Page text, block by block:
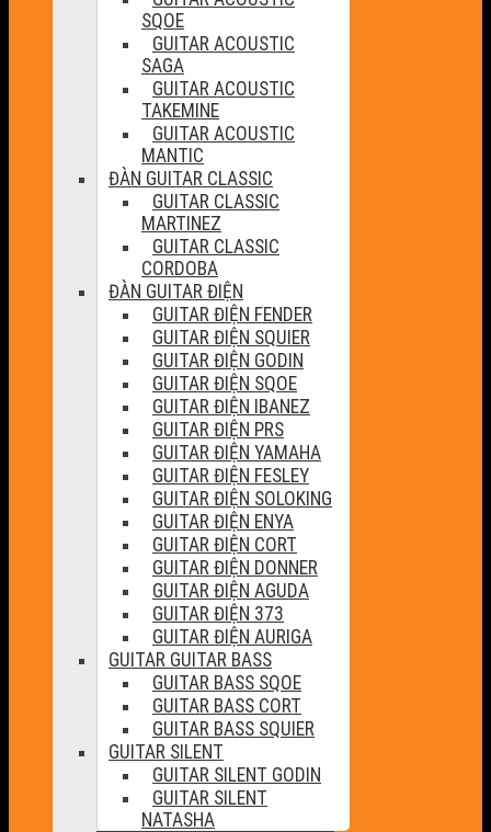
SQOE
GUITAR ACOUSTIC
SAGA
GUITAR ACOUSTIC
TAKEMINE
GUITAR ACOUSTIC
MANTIC
ĐÀN GUITAR CLASSIC
GUITAR CLASSIC
MARTINEZ
GUITAR CLASSIC
CORDOBA
ĐÀN GUITAR ĐIỆN
GUITAR ĐIỆN FENDER
GUITAR ĐIỆN SQUIER
GUITAR ĐIỆN GODIN
GUITAR ĐIỆN SQOE
GUITAR ĐIỆN IBANEZ
GUITAR ĐIỆN PRS
GUITAR ĐIỆN YAMAHA
GUITAR ĐIỆN FESLEY
GUITAR ĐIỆN SOLOKING
GUITAR ĐIỆN ENYA
GUITAR ĐIỆN CORT
GUITAR ĐIỆN DONNER
GUITAR ĐIỆN AGUDA
GUITAR ĐIỆN 373
GUITAR ĐIỆN AURIGA
GUITAR GUITAR BASS
GUITAR BASS SQOE
GUITAR BASS CORT
GUITAR BASS SQUIER
GUITAR SILENT
GUITAR SILENT GODIN
GUITAR SILENT
NATASHA